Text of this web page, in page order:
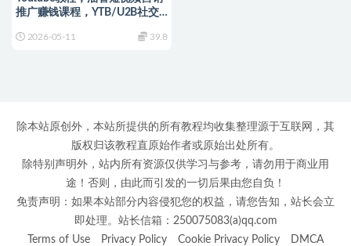
推广赚钱课程，YTB/U2B社交
2026-05-11 39.8
除本站原创外，本站所提供的所有教程均收集整理源于互联网，其
版权归该教程直原始作者或原始出处所有。
除特别声明外，站内所有资源仅供学习与参考，请勿用于商业用
途！否则，由此而引发的一切后果由您自负！
免责声明：如果本站部分内容侵犯您的权益，请您告知，站长会立
即处理。站长信箱：250075083(a)qq.com
Terms of Use
Privacy Policy Cookie Privacy Policy
DMCA